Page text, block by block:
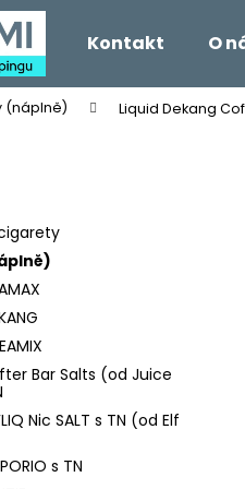
Kontakt O
(náplně) Liquid Dekang
Bar Salts (od Juice
Nic SALT s TN (od Elf
s TN